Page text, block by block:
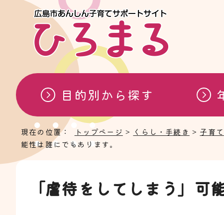
目的別から探す
現在の位置： トップページ > くらし・手続き > 子育て
能性は誰にでもあります。
「虐待をしてしまう」可